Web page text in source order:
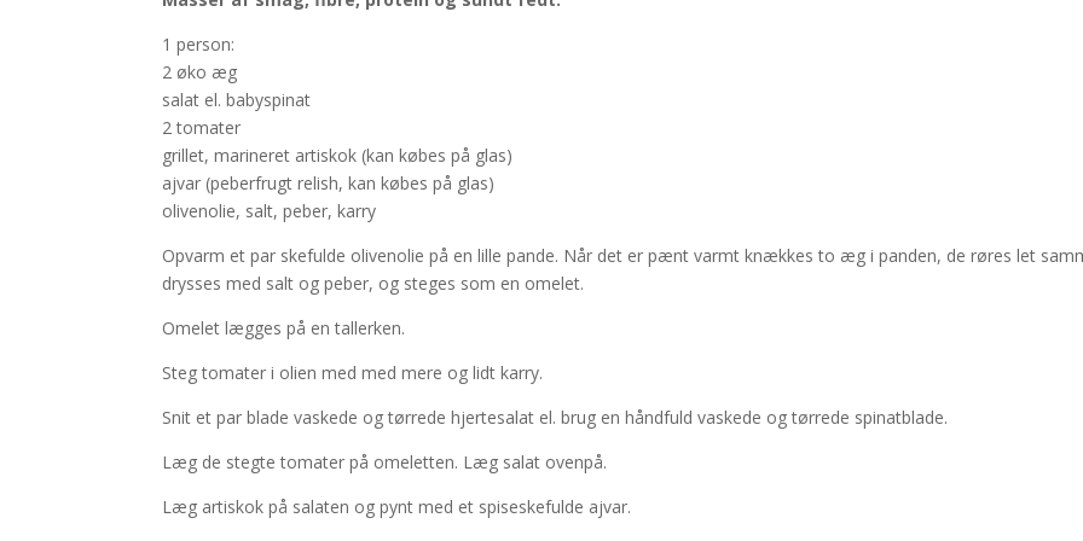
1 person:
2 øko æg
salat el. babyspinat
2 tomater
grillet, marineret artiskok (kan købes på glas)
ajvar (peberfrugt relish, kan købes på glas)
olivenolie, salt, peber, karry
Opvarm et par skefulde olivenolie på en lille pande. Når det er pænt varmt knækkes to æg i panden, de røres let
drysses med salt og peber, og steges som en omelet.
Omelet lægges på en tallerken.
Steg tomater i olien med med mere og lidt karry.
Snit et par blade vaskede og tørrede hjertesalat el. brug en håndfuld vaskede og tørrede spinatblade.
Læg de stegte tomater på omeletten. Læg salat ovenpå.
Læg artiskok på salaten og pynt med et spiseskefulde ajvar.